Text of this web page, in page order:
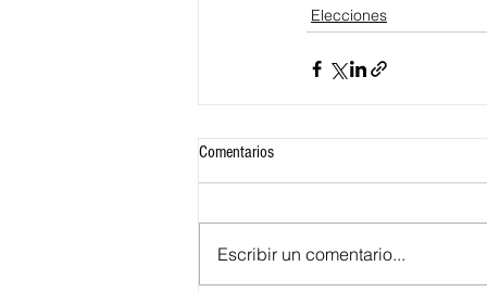
Elecciones
Comentarios
Escribir un comentario...